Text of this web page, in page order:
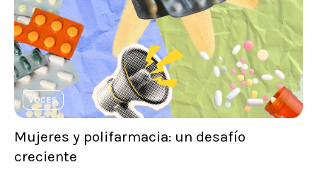
VOCES
Mujeres y polifarmacia: un desafío
creciente